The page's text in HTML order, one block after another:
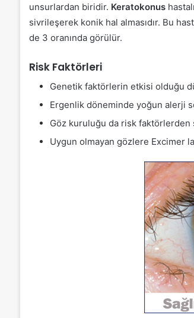
unsurlardan biridir. Keratokonus
sivrileşerek konik hal almasıdır. Bu
de 3 oranında görülür.
Risk Faktörleri
Genetik faktörlerin etkisi olduğu
Ergenlik döneminde yoğun alerji
Göz kuruluğu da risk faktörlerden
Uygun olmayan gözlere Excimer